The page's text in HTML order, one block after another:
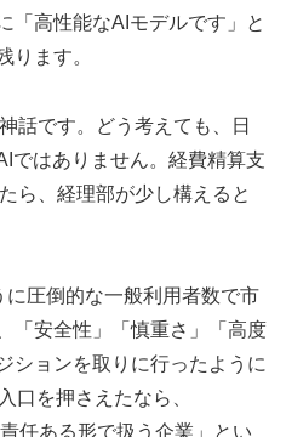
「高性能なAIモデルです」と
ります。
話です。どう考えても、日
ではありません。経費精算支
ら、経理部が少し構えると
圧倒的な一般利用者数で市
「安全性」「慎重さ」「高度
ションを取りに行ったように
口を押さえたなら、
任ある形で扱う企業」とい